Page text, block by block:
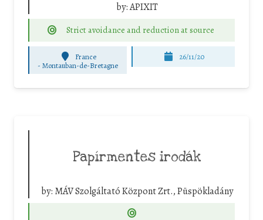
by:APIXIT
Strict avoidance and reduction at source
France
-Montauban-de-Bretagne
26/11/20
Papírmentes irodák
by: MÁV Szolgáltató Központ Zrt., Püspökladány